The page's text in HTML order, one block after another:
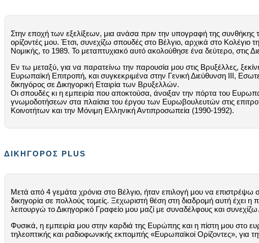
Στην εποχή των εξελίξεων, μια ανάσα πριν την υπογραφή της
ορίζοντές μου. Έτσι, συνεχίζω σπουδές στο Βέλγιο, αρχικά στο
Νομικής, το 1989. Το μεταπτυχιακό αυτό ακολούθησε ένα δεύτερο, στις
Εν τω μεταξύ, για να παρατείνω την παρουσία μου στις Βρυξέλλες,
Ευρωπαϊκή Επιτροπή, και συγκεκριμένα στην Γενική Διεύθυνση ΙΙΙ,
δικηγόρος σε Δικηγορική Εταιρία των Βρυξελλών.
Οι σπουδές κι η εμπειρία που αποκτούσα, άνοιξαν την πόρτα του
γνωμοδοτήσεων στα πλαίσια του έργου των Ευρωβουλευτών στις
Κοινοτήτων και την Μόνιμη Ελληνική Αντιπροσωπεία (1990-1992).
ΔΙΚΗΓΟΡΟΣ PLUS
Μετά από 4 γεμάτα χρόνια στο Βέλγιο, ήταν επιλογή μου να
δικηγορία σε πολλούς τομείς. Ξεχωριστή θέση στη διαδρομή αυτή έχει
λειτουργώ το Δικηγορικό Γραφείο μου μαζί με συναδέλφους και
Φυσικά, η εμπειρία μου στην καρδιά της Ευρώπης και η πίστη μου στο
τηλεοπτικής και ραδιοφωνικής εκπομπής «Ευρωπαϊκοί Ορίζοντες», για